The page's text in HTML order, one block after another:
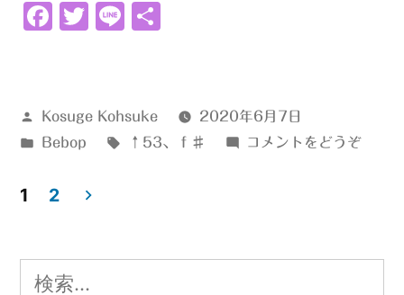
の
Facebook
Twitter
Line
投
稿
Kosuge Kohsuke
2020年6月7日
カ
ゴ
Bebop
タ
↑53、 ｆ♯ コメントをどうぞ(ｆ
1 2
検